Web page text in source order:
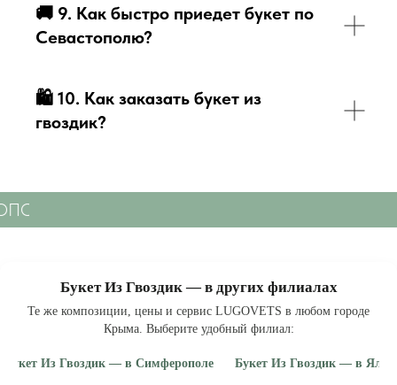
🚚 9. Как быстро приедет букет по
Севастополю?
🛍 10. Как заказать букет из
гвоздик?
Букет Из Гвоздик — в других филиалах
Те же композиции, цены и сервис LUGOVETS в любом городе
Крыма. Выберите удобный филиал:
Букет Из Гвоздик — в Симферополе
· купить букет из гвоздик в СимферополеБукет Из Гвоздик — в Ялте
· купить букет из гвоздик в